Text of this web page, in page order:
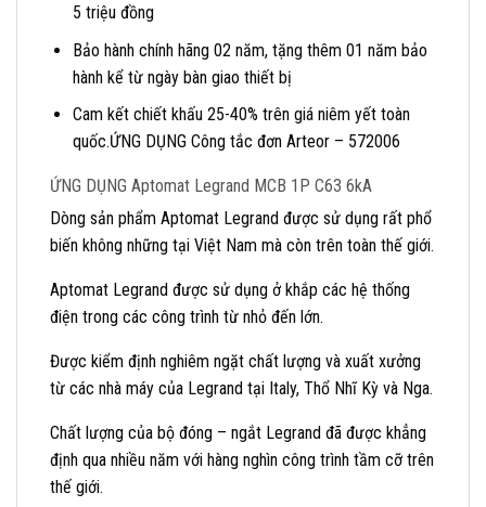
5 triệu đồng
Bảo hành chính hãng 02 năm, tặng thêm 01 năm bảo
hành kể từ ngày bàn giao thiết bị
Cam kết chiết khấu 25-40% trên giá niêm yết toàn
quốc.ỨNG DỤNG Công tắc đơn Arteor – 572006
ỨNG DỤNG Aptomat Legrand MCB 1P C63 6kA
Dòng sản phẩm Aptomat Legrand được sử dụng rất phổ
biến không những tại Việt Nam mà còn trên toàn thế giới.
Aptomat Legrand được sử dụng ở khắp các hệ thống
điện trong các công trình từ nhỏ đến lớn.
Được kiểm định nghiêm ngặt chất lượng và xuất xưởng
từ các nhà máy của Legrand tại Italy, Thổ Nhĩ Kỳ và Nga.
Chất lượng của bộ đóng – ngắt Legrand đã được khẳng
định qua nhiều năm với hàng nghìn công trình tầm cỡ trên
thế giới.